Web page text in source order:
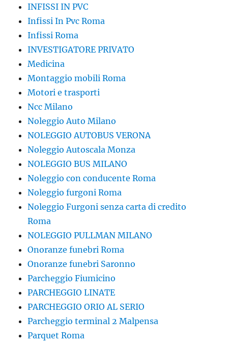
INFISSI IN PVC
Infissi In Pvc Roma
Infissi Roma
INVESTIGATORE PRIVATO
Medicina
Montaggio mobili Roma
Motori e trasporti
Ncc Milano
Noleggio Auto Milano
NOLEGGIO AUTOBUS VERONA
Noleggio Autoscala Monza
NOLEGGIO BUS MILANO
Noleggio con conducente Roma
Noleggio furgoni Roma
Noleggio Furgoni senza carta di credito
Roma
NOLEGGIO PULLMAN MILANO
Onoranze funebri Roma
Onoranze funebri Saronno
Parcheggio Fiumicino
PARCHEGGIO LINATE
PARCHEGGIO ORIO AL SERIO
Parcheggio terminal 2 Malpensa
Parquet Roma